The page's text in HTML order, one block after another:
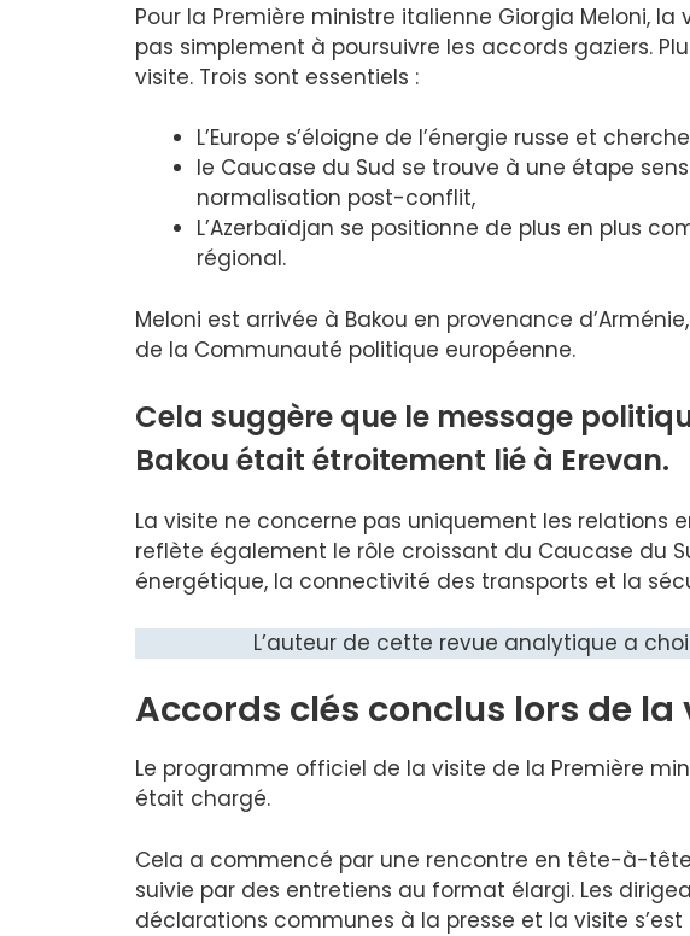
Pour la Première ministre italienne Giorgia Meloni,
pas simplement à poursuivre les accords gaziers.
visite. Trois sont essentiels :
L’Europe s’éloigne de l’énergie russe et
le Caucase du Sud se trouve à une étape
normalisation post-conflit,
L’Azerbaïdjan se positionne de plus en plus
régional.
Meloni est arrivée à Bakou en provenance
de la Communauté politique européenne.
Cela suggère que le message
Bakou était étroitement lié à Erevan.
La visite ne concerne pas uniquement les relations
reflète également le rôle croissant du Caucase du
énergétique, la connectivité des transports et la
L’auteur de cette revue analytique a
Accords clés conclus lors de la
Le programme officiel de la visite de la Première
était chargé.
Cela a commencé par une rencontre en tête-à-
suivie par des entretiens au format élargi. Les
déclarations communes à la presse et la visite